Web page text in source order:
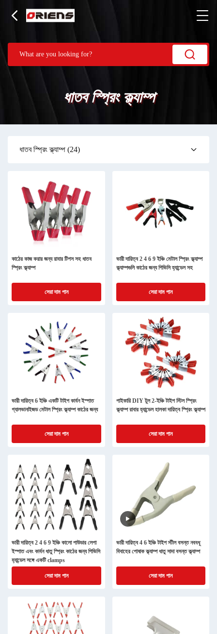
ধাতব স্প্রিং ক্ল্যাম্প
ধাতব স্প্রিং ক্ল্যাম্প (24)
কাঠের কাজ করার জন্য রাবার টিপস সহ ধাতব
স্প্রিং ক্ল্যাম্প
সেরা দাম পান
ভারী দায়িত্ব 2 4 6 9 ইঞ্চি মেটাল স্প্রিং ক্ল্যাম্প
ক্ল্যাম্পগুলি কাঠের জন্য পিভিসি হ্যান্ডেল সহ
সেরা দাম পান
ভারী দায়িত্ব 6 ইঞ্চি একটি টাইপ কার্বন ইস্পাত
গ্যালভানাইজড মেটাল স্প্রিং ক্ল্যাম্প কাঠের জন্য
সেরা দাম পান
পাইকারি DIY টুল 2-ইঞ্চি টাইপ স্টিল স্প্রিং
ক্ল্যাম্প রাবার হ্যান্ডেল হালকা দায়িত্ব স্প্রিং ক্ল্যাম্প
সেরা দাম পান
ভারী দায়িত্ব 2 4 6 9 ইঞ্চি কালো পাউডার লেপা
ইস্পাত এবং কার্বন ধাতু স্প্রিং কাঠের জন্য পিভিসি
হ্যান্ডেল সঙ্গে একটি clamps
সেরা দাম পান
ভারী দায়িত্ব 4 6 ইঞ্চি টাইপ স্টীল বসন্ত নববধূ
বিবাহের পোষাক ক্ল্যাম্প ধাতু সাদা বসন্ত ক্ল্যাম্প
সেরা দাম পান